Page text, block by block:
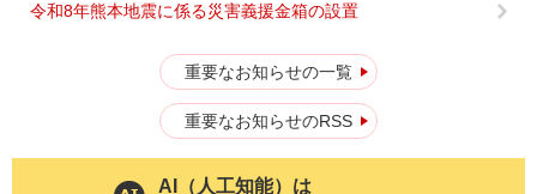
令和8年熊本地震に係る災害義援金箱の設置
重要なお知らせの一覧
重要なお知らせのRSS
AI（人工知能）は